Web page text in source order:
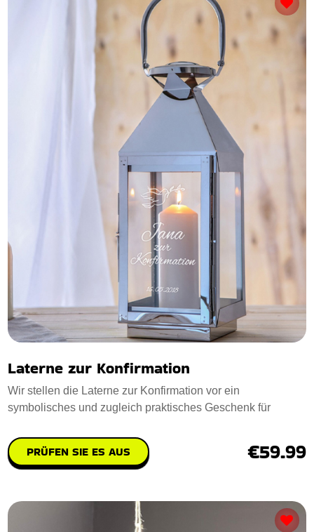
Laterne zur Konfirmation
Wir stellen die Laterne zur Konfirmation vor ein
symbolisches und zugleich praktisches Geschenk für
PRÜFEN SIE ES AUS €59.99